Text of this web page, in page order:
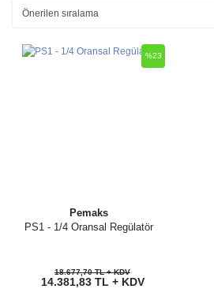
Pemaks
PS1 - 1/4 Oransal Regülatör
%23
18.677,70 TL + KDV
14.381,83 TL + KDV